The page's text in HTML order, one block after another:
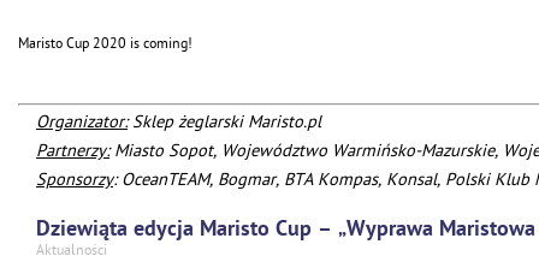
Maristo Cup 2020 is coming!
Organizator:Sklep żeglarski Maristo.pl
Partnerzy:Miasto Sopot, Województwo Warmińsko-Mazurskie,
Sponsorzy: OceanTEAM, Bogmar, BTA Kompas, Konsal, Polski Klub
Dziewiąta edycja Maristo Cup – „Wyprawa
Aktualności